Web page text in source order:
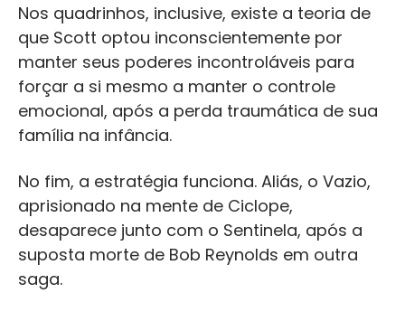
Nos quadrinhos, inclusive, existe a teoria de
que Scott optou inconscientemente por
manter seus poderes incontroláveis para
forçar a si mesmo a manter o controle
emocional, após a perda traumática de sua
família na infância.
No fim, a estratégia funciona. Aliás, o Vazio,
aprisionado na mente de Ciclope,
desaparece junto com o Sentinela, após a
suposta morte de Bob Reynolds em outra
saga.